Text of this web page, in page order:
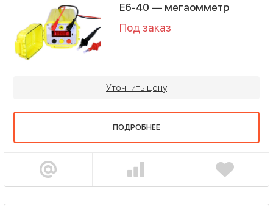
Е6-40 — мегаомметр
Под заказ
Уточнить цену
ПОДРОБНЕЕ